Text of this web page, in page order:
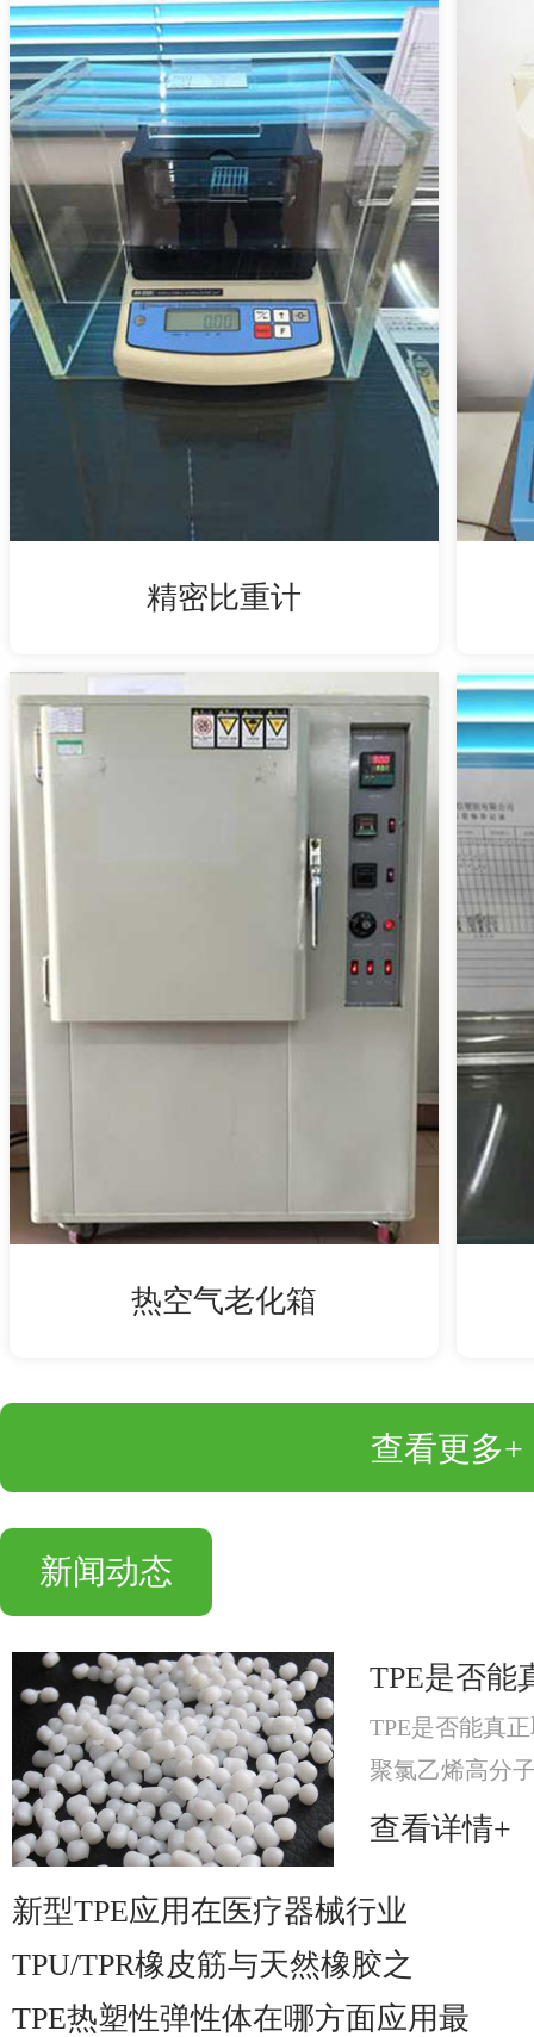
精密比重计
热空气老化箱
查看更多+
新闻动态
TPE是否能
TPE是否能真
聚氯乙烯高分
分，提升材料
查看详情+
新型TPE应用在医疗器械行业
TPU/TPR橡皮筋与天然橡胶之
TPE热塑性弹性体在哪方面应用最